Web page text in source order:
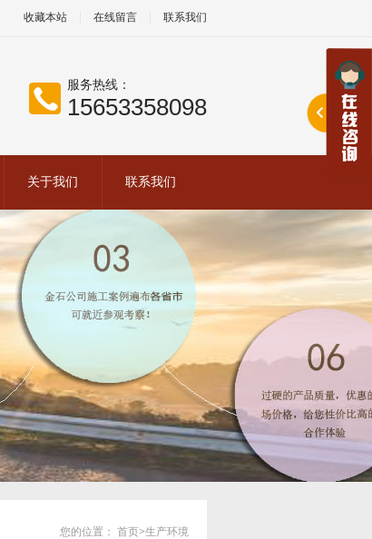
收藏本站 在线留言 联系我们
服务热线：
15653358098
关于我们 联系我们
您的位置： 首页>生产环境